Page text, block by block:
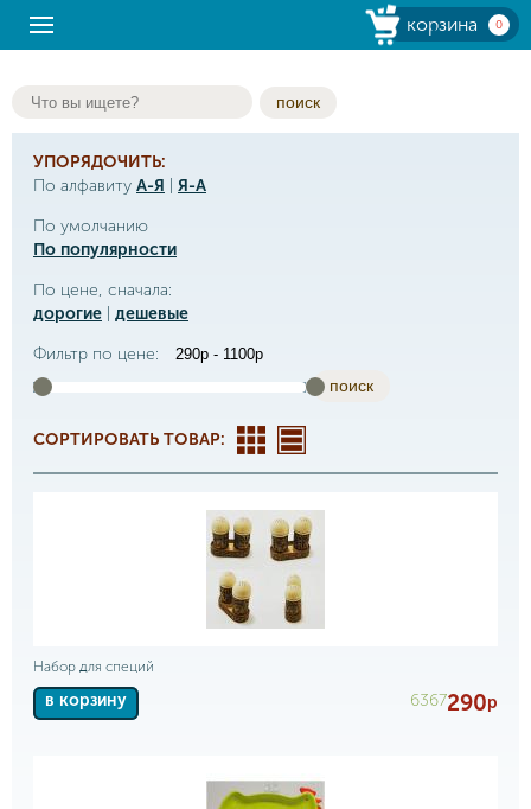
корзина 0
поиск
УПОРЯДОЧИТЬ:
По алфавиту А-Я
Я-А
По умолчанию
По популярности
По цене, сначала:
дорогие
дешевые
Фильтр по цене:
поиск
СОРТИРОВАТЬ ТОВАР:
Набор для специй
в корзину 6367290р